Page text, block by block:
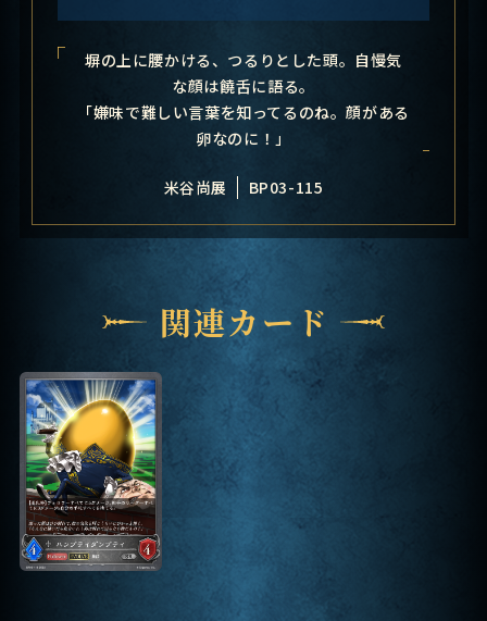
塀の上に腰かける、つるりとした頭。自慢気
な顔は饒舌に語る。
「嫌味で難しい言葉を知ってるのね。顔がある
卵なのに！」
米谷尚展 BP03-115
関連カード